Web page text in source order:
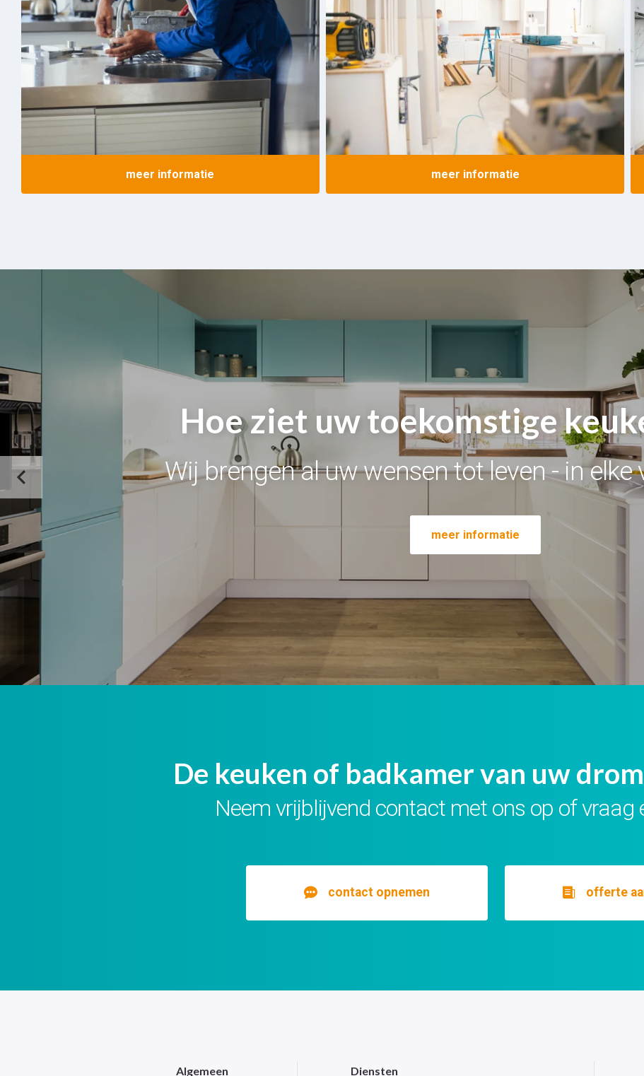
meer informatie meer informatie
Hoe ziet uw toekomstige
Wij brengen al uw wensen tot leven - in
meer informatie
De keuken of badkamer van uw
Neem vrijblijvend contact met ons op of vraag
contact opnemen offerte
Algemeen Diensten